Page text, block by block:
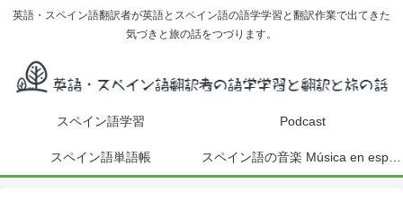
英語・スペイン語翻訳者が英語とスペイン語の語学学習と翻訳作業で出てきた
気づきと旅の話をつづります。
スペイン語学習 Podcast
スペイン語単語帳